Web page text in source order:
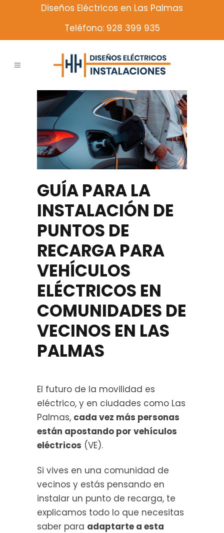
Diseños Eléctricos en Las Palmas
Teléfono: 928 399 935
GUÍA PARA LA
INSTALACIÓN DE
PUNTOS DE
RECARGA PARA
VEHÍCULOS
ELÉCTRICOS EN
COMUNIDADES DE
VECINOS EN LAS
PALMAS
El futuro de la movilidad es
eléctrico, y en ciudades como Las
Palmas, cada vez más personas
están apostando por vehículos
eléctricos (VE).
Si vives en una comunidad de
vecinos y estás pensando en
instalar un punto de recarga, te
explicamos todo lo que necesitas
saber para adaptarte a esta